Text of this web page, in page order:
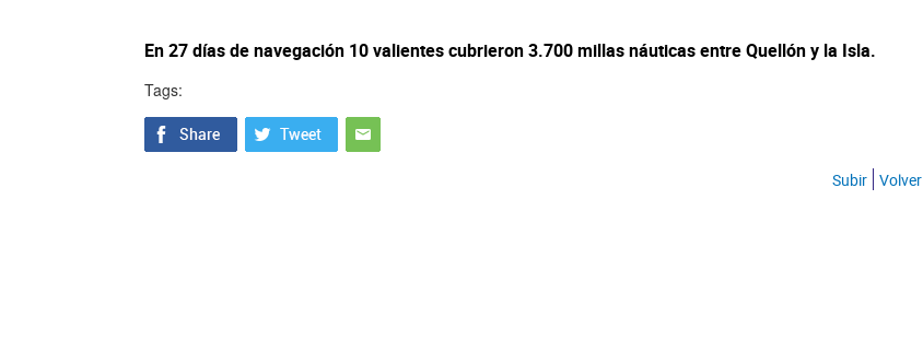
En 27 días de navegación 10 valientes cubrieron 3.700 millas náuticas entre Quellón y la Isla.
Tags:
Subir Volver